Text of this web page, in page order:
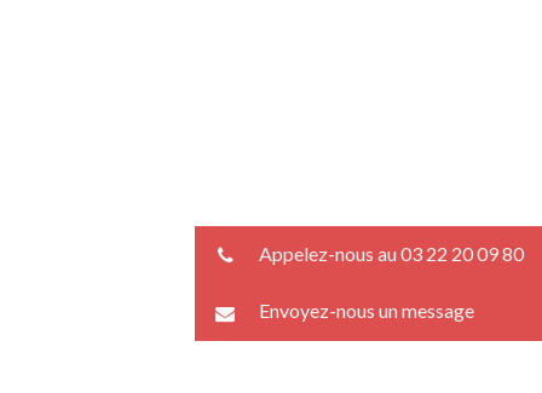
Appelez-nous au 03 22 20 09 80
Envoyez-nous un message